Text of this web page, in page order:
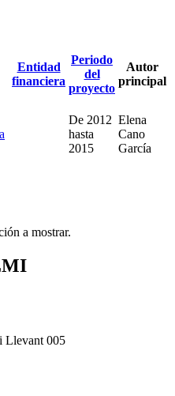
Entidad
financiera
Periodo
del
proyecto
Autor
principal
De 2012
hasta
2015
Elena
Cano
García
a mostrar.
Llevant 005